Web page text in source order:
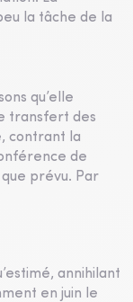
la tâche de la
qu’elle
transfert des
contrant la
de
prévu. Par
annihilant
en juin le